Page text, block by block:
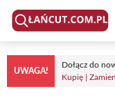
Przejdź
treści
UWAGA!
Dołącz do
Kupię |